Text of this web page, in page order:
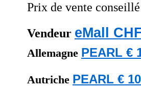
Prix de vente
Vendeur eMall
Allemagne PEARL €
Autriche PEARL €